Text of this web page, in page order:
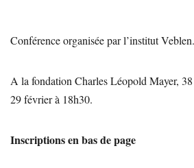
Conférence organisée par l’institut Veblen.
A la fondation Charles Léopold Mayer,
29 février à 18h30.
Inscriptions en bas de page